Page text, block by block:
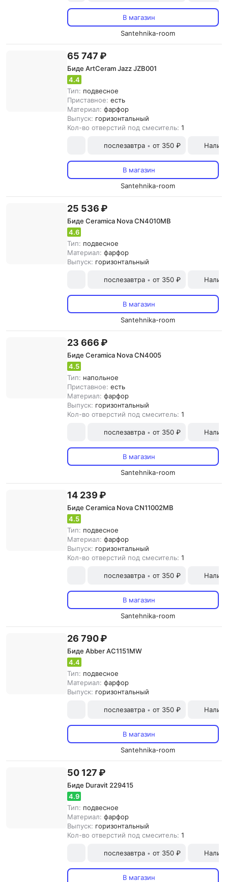
В магазин
Santehnika-room
65 747 ₽
Биде ArtCeram Jazz JZB001
4.4
Тип: подвесное
Приставное: есть
Материал: фарфор
Выпуск: горизонтальный
Кол-во отверстий под смеситель: 1
послезавтра • от 350 ₽
В магазин
Santehnika-room
25 536 ₽
Биде Ceramica Nova CN4010MB
4.6
Тип: подвесное
Материал: фарфор
Выпуск: горизонтальный
послезавтра • от 350 ₽
В магазин
Santehnika-room
23 666 ₽
Биде Ceramica Nova CN4005
4.5
Тип: напольное
Приставное: есть
Материал: фарфор
Выпуск: горизонтальный
Кол-во отверстий под смеситель: 1
послезавтра • от 350 ₽
В магазин
Santehnika-room
14 239 ₽
Биде Ceramica Nova CN11002MB
4.5
Тип: подвесное
Материал: фарфор
Выпуск: горизонтальный
Кол-во отверстий под смеситель: 1
послезавтра • от 350 ₽
В магазин
Santehnika-room
26 790 ₽
Биде Abber AC1151MW
4.4
Тип: подвесное
Материал: фарфор
Выпуск: горизонтальный
послезавтра • от 350 ₽
В магазин
Santehnika-room
50 127 ₽
Биде Duravit 229415
4.9
Тип: подвесное
Материал: фарфор
Выпуск: горизонтальный
Кол-во отверстий под смеситель: 1
послезавтра • от 350 ₽
В магазин